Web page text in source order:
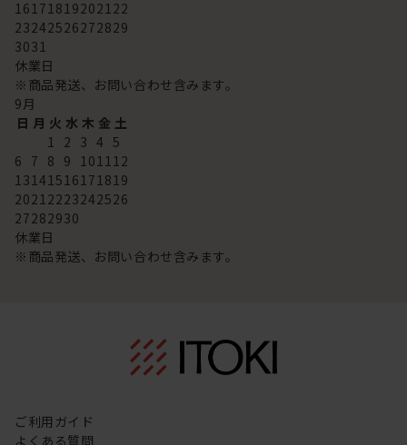
16171819202122
23242526272829
3031
休業日
※商品発送、お問い合わせ含みます。
9月
日 月 火 水 木 金 土
1 2 3 4 5
6 7 8 9 101112
13141516171819
20212223242526
27282930
休業日
※商品発送、お問い合わせ含みます。
ご利用ガイド
よくある質問